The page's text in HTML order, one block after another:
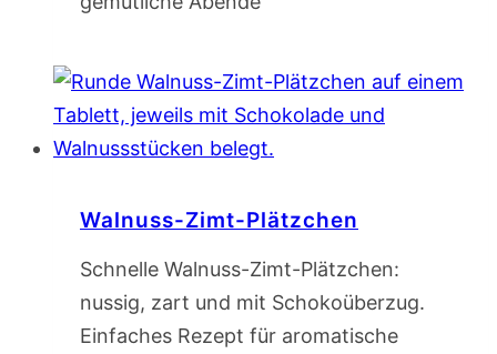
Walnuss-Zimt-Plätzchen
Schnelle Walnuss-Zimt-Plätzchen:
nussig, zart und mit Schokoüberzug.
Einfaches Rezept für aromatische